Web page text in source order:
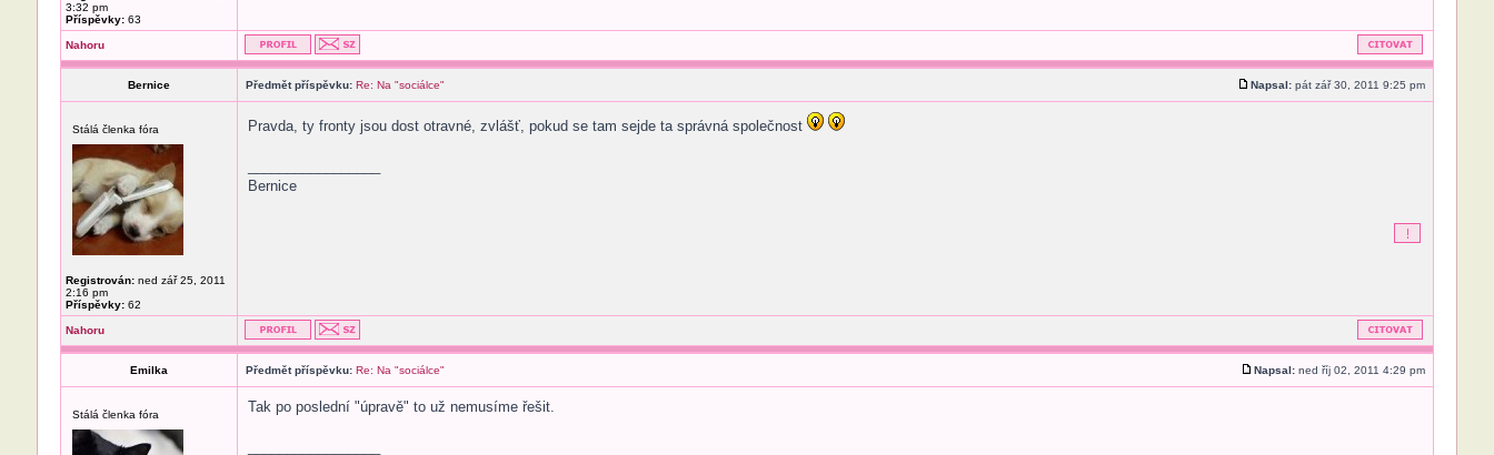
3:32 pm
Příspěvky:63
Nahoru
Bernice Předmět příspěvku: Re: Na "sociálce" Napsal:pát zář 30, 2011 9:25 pm
Stálá členka fóra
Registrován:ned zář 25, 2011
2:16 pm
Příspěvky:62
Pravda, ty fronty jsou dost otravné, zvlášť, pokud se tam sejde ta správná společnost
Bernice
Nahoru
Emilka Předmět příspěvku: Re: Na "sociálce" Napsal:ned říj 02, 2011 4:29 pm
Stálá členka fóra Tak po poslední "úpravě" to už nemusíme řešit.